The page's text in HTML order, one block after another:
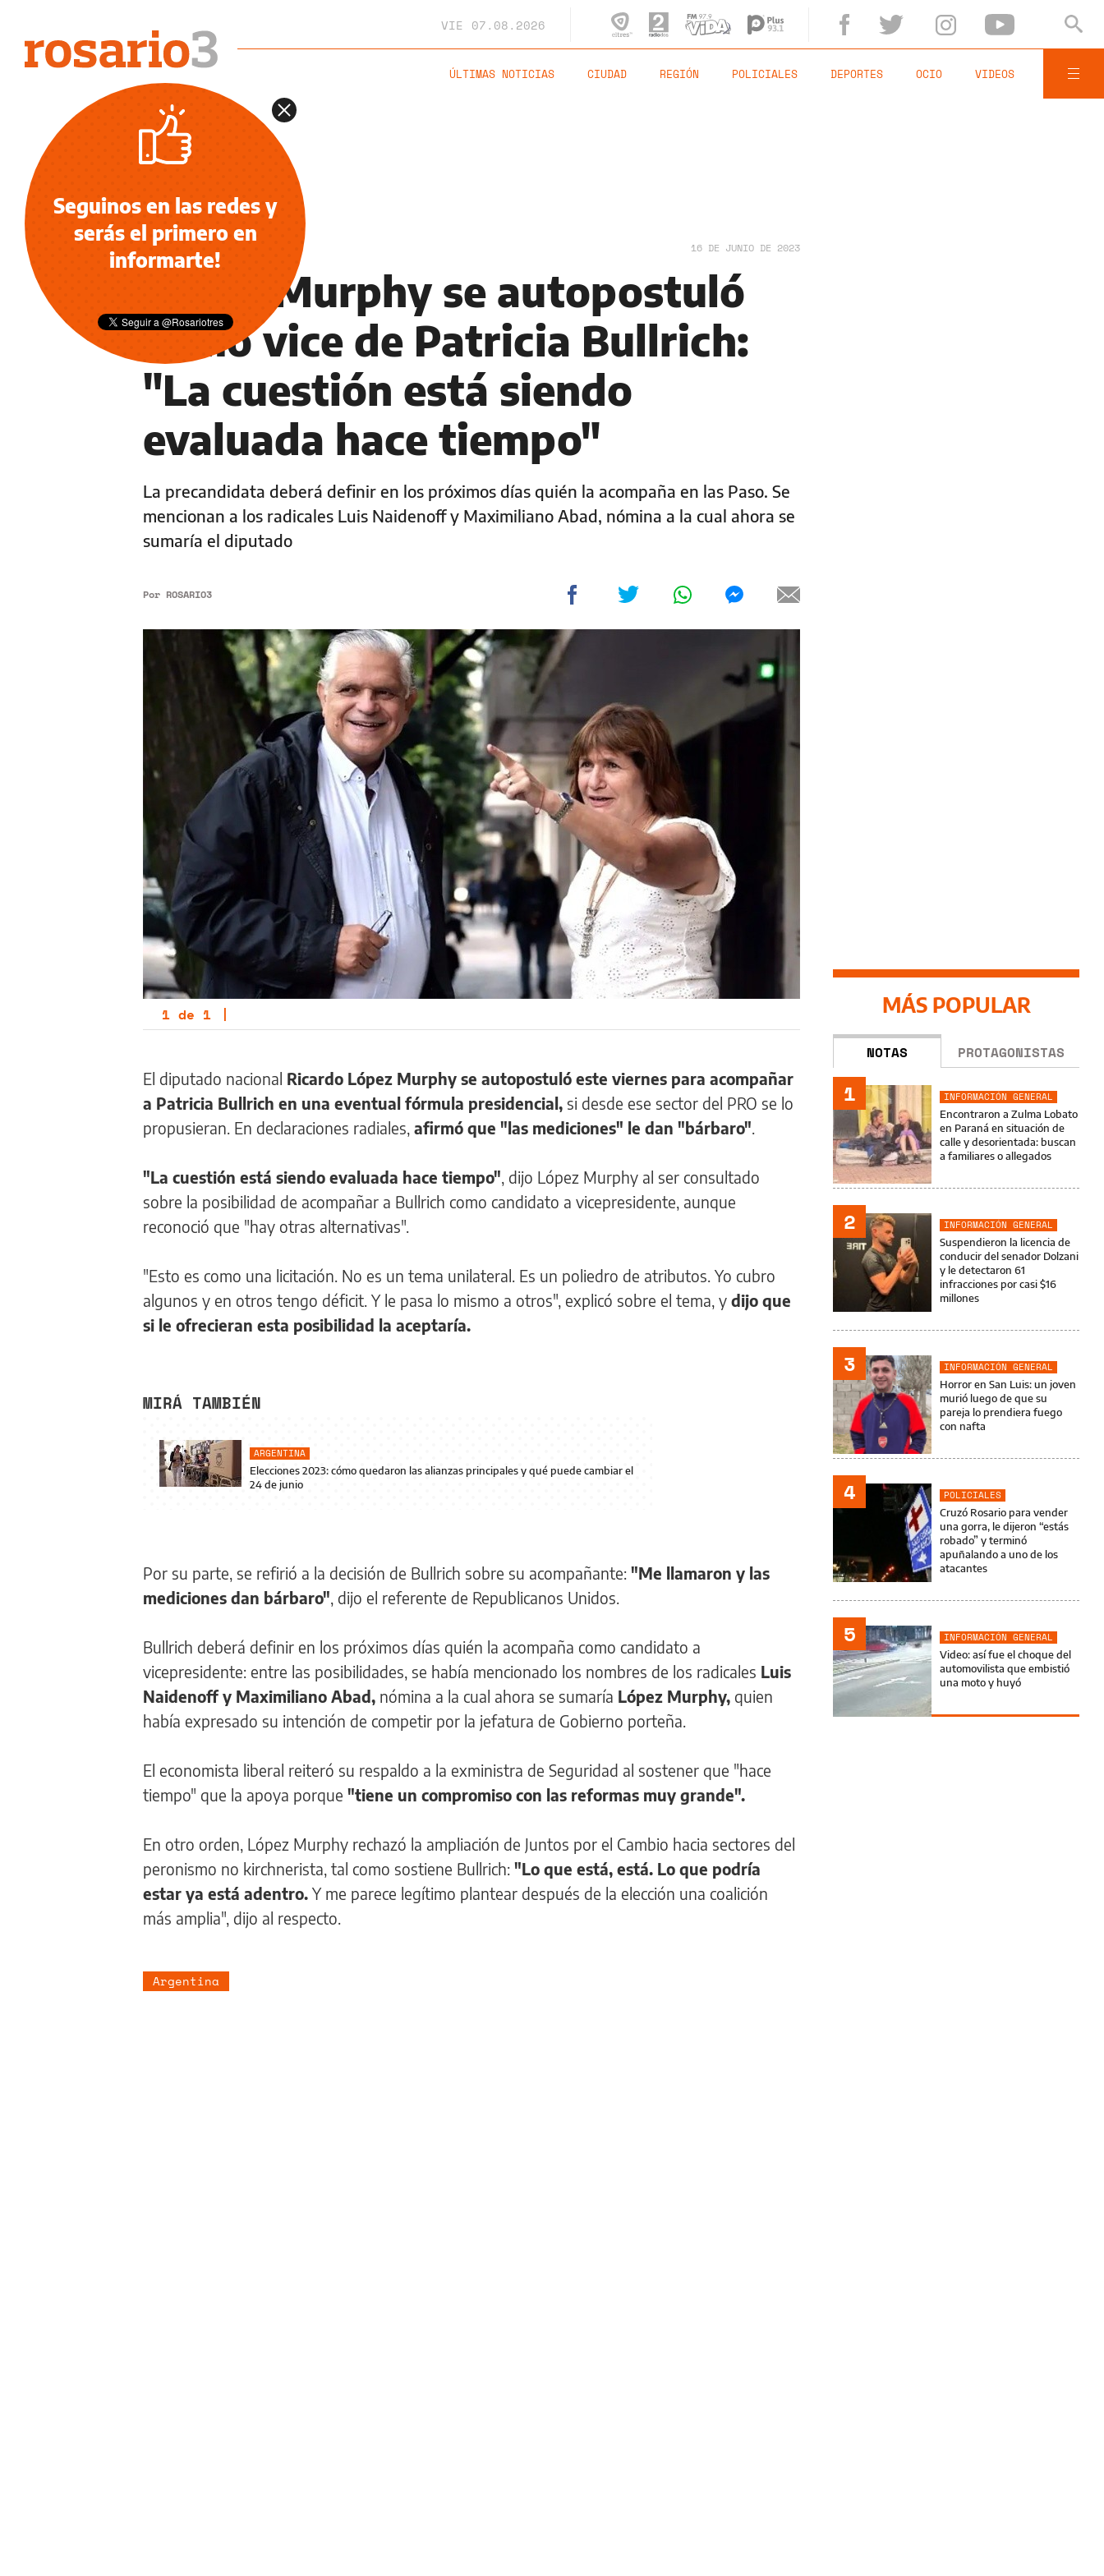
VIE 07.08.2026
ÚLTIMAS NOTICIAS CIUDAD REGIÓN POLICIALES DEPORTES OCIO VIDEOS
INFORMACIÓN GENERAL 16 DE JUNIO DE 2023
López Murphy se autopostuló
como vice de Patricia Bullrich:
"La cuestión está siendo
evaluada hace tiempo"
La precandidata deberá definir en los próximos días quién la acompaña en las Paso. Se
mencionan a los radicales Luis Naidenoff y Maximiliano Abad, nómina a la cual ahora se
sumaría el diputado
Por ROSARIO3
1 de 1 |
El diputado nacional Ricardo López Murphy se autopostuló este viernes para acompañar
a Patricia Bullrich en una eventual fórmula presidencial, si desde ese sector del PRO se lo
propusieran. En declaraciones radiales, afirmó que "las mediciones" le dan "bárbaro"
"La cuestión está siendo evaluada hace tiempo" , dijo López Murphy al ser consultado
sobre la posibilidad de acompañar a Bullrich como candidato a vicepresidente, aunque
reconoció que "hay otras alternativas".
"Esto es como una licitación. No es un tema unilateral. Es un poliedro de atributos. Yo cubro
algunos y en otros tengo déficit. Y le pasa lo mismo a otros", explicó sobre el tema, y dijo que
si le ofrecieran esta posibilidad la aceptaría.
MIRÁ TAMBIÉN
ARGENTINA
Elecciones 2023: cómo quedaron las alianzas principales y qué puede cambiar el
24 de junio
Por su parte, se refirió a la decisión de Bullrich sobre su acompañante: "Me llamaron y las
mediciones dan bárbaro" , dijo el referente de Republicanos Unidos.
Bullrich deberá definir en los próximos días quién la acompaña como candidato a
vicepresidente: entre las posibilidades, se había mencionado los nombres de los radicales Luis
Naidenoff y Maximiliano Abad, nómina a la cual ahora se sumaría López Murphy, quien
había expresado su intención de competir por la jefatura de Gobierno porteña.
El economista liberal reiteró su respaldo a la exministra de Seguridad al sostener que "hace
tiempo" que la apoya porque "tiene un compromiso con las reformas muy grande".
En otro orden, López Murphy rechazó la ampliación de Juntos por el Cambio hacia sectores del
peronismo no kirchnerista, tal como sostiene Bullrich: "Lo que está, está. Lo que podría
estar ya está adentro. Y me parece legítimo plantear después de la elección una coalición
más amplia", dijo al respecto.
Argentina
MÁS POPULAR
NOTAS PROTAGONISTAS
1
INFORMACIÓN GENERAL
Encontraron a Zulma Lobato
en Paraná en situación de
calle y desorientada: buscan
a familiares o allegados
2
INFORMACIÓN GENERAL
Suspendieron la licencia de
conducir del senador Dolzani
y le detectaron 61
infracciones por casi $16
millones
3
INFORMACIÓN GENERAL
Horror en San Luis: un joven
murió luego de que su
pareja lo prendiera fuego
con nafta
4
POLICIALES
Cruzó Rosario para vender
una gorra, le dijeron “estás
robado” y terminó
apuñalando a uno de los
atacantes
5
INFORMACIÓN GENERAL
Video: así fue el choque del
automovilista que embistió
una moto y huyó
Seguinos en las redes y
serás el primero en
informarte!